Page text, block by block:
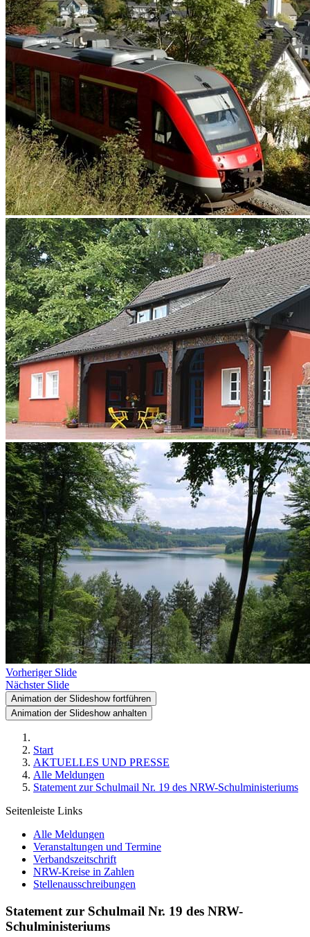
Vorheriger Slide
Nächster Slide
Animation der Slideshow fortführen
Animation der Slideshow anhalten
Start
AKTUELLES UND PRESSE
Alle Meldungen
Statement zur Schulmail Nr. 19 des NRW-Schulministeriums
Seitenleiste Links
Alle Meldungen
Veranstaltungen und Termine
Verbandszeitschrift
NRW-Kreise in Zahlen
Stellenausschreibungen
Statement zur Schulmail Nr. 19 des NRW-
Schulministeriums